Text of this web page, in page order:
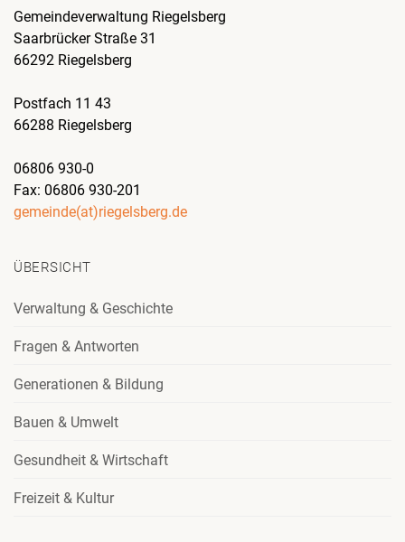
Gemeindeverwaltung Riegelsberg
Saarbrücker Straße 31
66292 Riegelsberg
Postfach 11 43
66288 Riegelsberg
06806 930-0
Fax: 06806 930-201
gemeinde(at)riegelsberg.de
ÜBERSICHT
Verwaltung & Geschichte
Fragen & Antworten
Generationen & Bildung
Bauen & Umwelt
Gesundheit & Wirtschaft
Freizeit & Kultur